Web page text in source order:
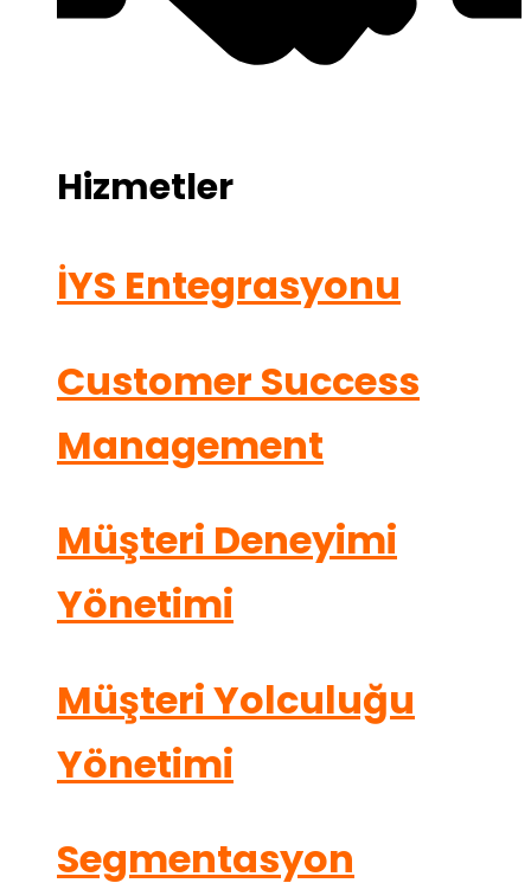
Hizmetler
İYS Entegrasyonu
Customer Success
Management
Müşteri Deneyimi
Yönetimi
Müşteri Yolculuğu
Yönetimi
Segmentasyon